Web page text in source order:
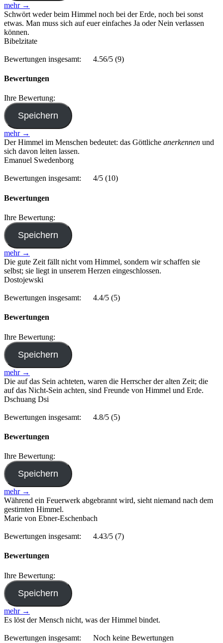
mehr →
Schwört weder beim Himmel noch bei der Erde, noch bei sonst
etwas. Man muss sich auf euer einfaches Ja oder Nein verlassen
können.
Bibelzitate
Bewertungen insgesamt: 4.56/5 (9)
Bewertungen
Ihre Bewertung:
mehr →
Der Himmel im Menschen bedeutet: das Göttliche anerkennen und
sich davon leiten lassen.
Emanuel Swedenborg
Bewertungen insgesamt: 4/5 (10)
Bewertungen
Ihre Bewertung:
mehr →
Die gute Zeit fällt nicht vom Himmel, sondern wir schaffen sie
selbst; sie liegt in unserem Herzen eingeschlossen.
Dostojewski
Bewertungen insgesamt: 4.4/5 (5)
Bewertungen
Ihre Bewertung:
mehr →
Die auf das Sein achteten, waren die Herrscher der alten Zeit; die
auf das Nicht-Sein achten, sind Freunde von Himmel und Erde.
Dschuang Dsi
Bewertungen insgesamt: 4.8/5 (5)
Bewertungen
Ihre Bewertung:
mehr →
Während ein Feuerwerk abgebrannt wird, sieht niemand nach dem
gestirnten Himmel.
Marie von Ebner-Eschenbach
Bewertungen insgesamt: 4.43/5 (7)
Bewertungen
Ihre Bewertung:
mehr →
Es löst der Mensch nicht, was der Himmel bindet.
Bewertungen insgesamt: Noch keine Bewertungen